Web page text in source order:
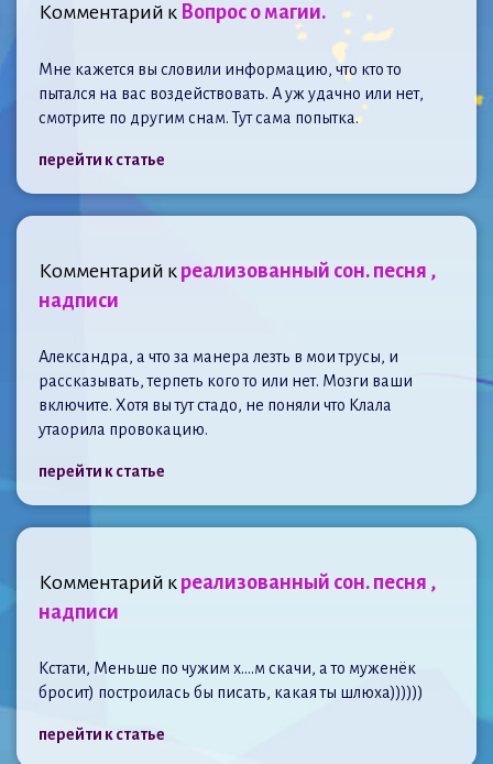
Комментарий к Вопрос о магии.
Мне кажется вы словили информацию, что кто то
пытался на вас воздействовать. А уж удачно или нет,
смотрите по другим снам. Тут сама попытка.
перейти к статье
Комментарий к реализованный сон. песня ,
надписи
Александра, а что за манера лезть в мои трусы, и
рассказывать, терпеть кого то или нет. Мозги ваши
включите. Хотя вы тут стадо, не поняли что Клала
утаорила провокацию.
перейти к статье
Комментарий к реализованный сон. песня ,
надписи
Кстати, Меньше по чужим х....м скачи, а то муженёк
бросит) построилась бы писать, какая ты шлюха))))))
перейти к статье